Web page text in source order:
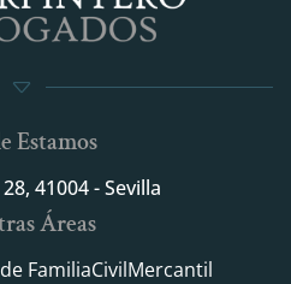
Estamos
41004 - Sevilla
Áreas
de FamiliaCivilMercantil